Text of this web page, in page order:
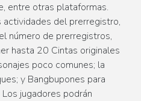
entre otras plataformas.
del prerregistro,
número de prerregistros,
hasta 20 Cintas originales
poco comunes; la
y Bangbupones para
jugadores podrán